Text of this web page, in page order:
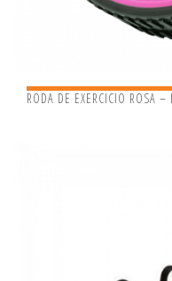
RODA DE EXERCICIO ROSA –